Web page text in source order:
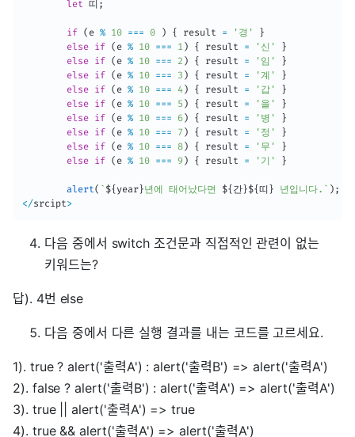
let 띠 ;
if ( e % 10 === 0 ) { result = '경'
}
else if ( e % 10 === 1 ) { result = '신'
}
else if ( e % 10 === 2 ) { result = '임'
}
else if ( e % 10 === 3 ) { result = '계'
}
else if ( e % 10 === 4 ) { result = '갑'
}
else if ( e % 10 === 5 ) { result = '을'
}
else if ( e % 10 === 6 ) { result = '병'
}
else if ( e % 10 === 7 ) { result = '정'
}
else if ( e % 10 === 8 ) { result = '무'
}
else if ( e % 10 === 9 ) { result = '기' }
alert( ` ${ year }년에 태어났다면 ${ 간 }${띠 } 년입니다. ` ) ;
</srcipt>
다음 중에서 switch 조건문과 직접적인 관련이 없는
키워드는?
답). 4번 else
다음 중에서 다른 실행 결과를 내는 코드를 고르세요.
1). true ? alert('출력A') : alert('출력B') => alert('출력A')
2). false ? alert('출력B') : alert('출력A') => alert('출력A')
3). true || alert('출력A') => true
4). true && alert('출력A') => alert('출력A')